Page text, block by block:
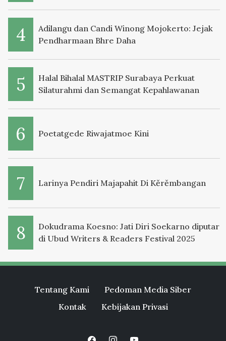
Adilangu dan Candi Winong Mojokerto: Jejak
Pendharmaan Bhre Daha
Halal Bihalal MASTRIP Surabaya Perkuat
Silaturahmi dan Semangat Kepahlawanan
Poetatgede Riwajatmoe Kini
Larinya Pendiri Majapahit Di Kěrěmbangan
Dokudrama Koesno: Jati Diri Soekarno diputar
di Ubud Writers & Readers Festival 2025
Tentang Kami
Pedoman Media Siber
Kontak
Kebijakan Privasi